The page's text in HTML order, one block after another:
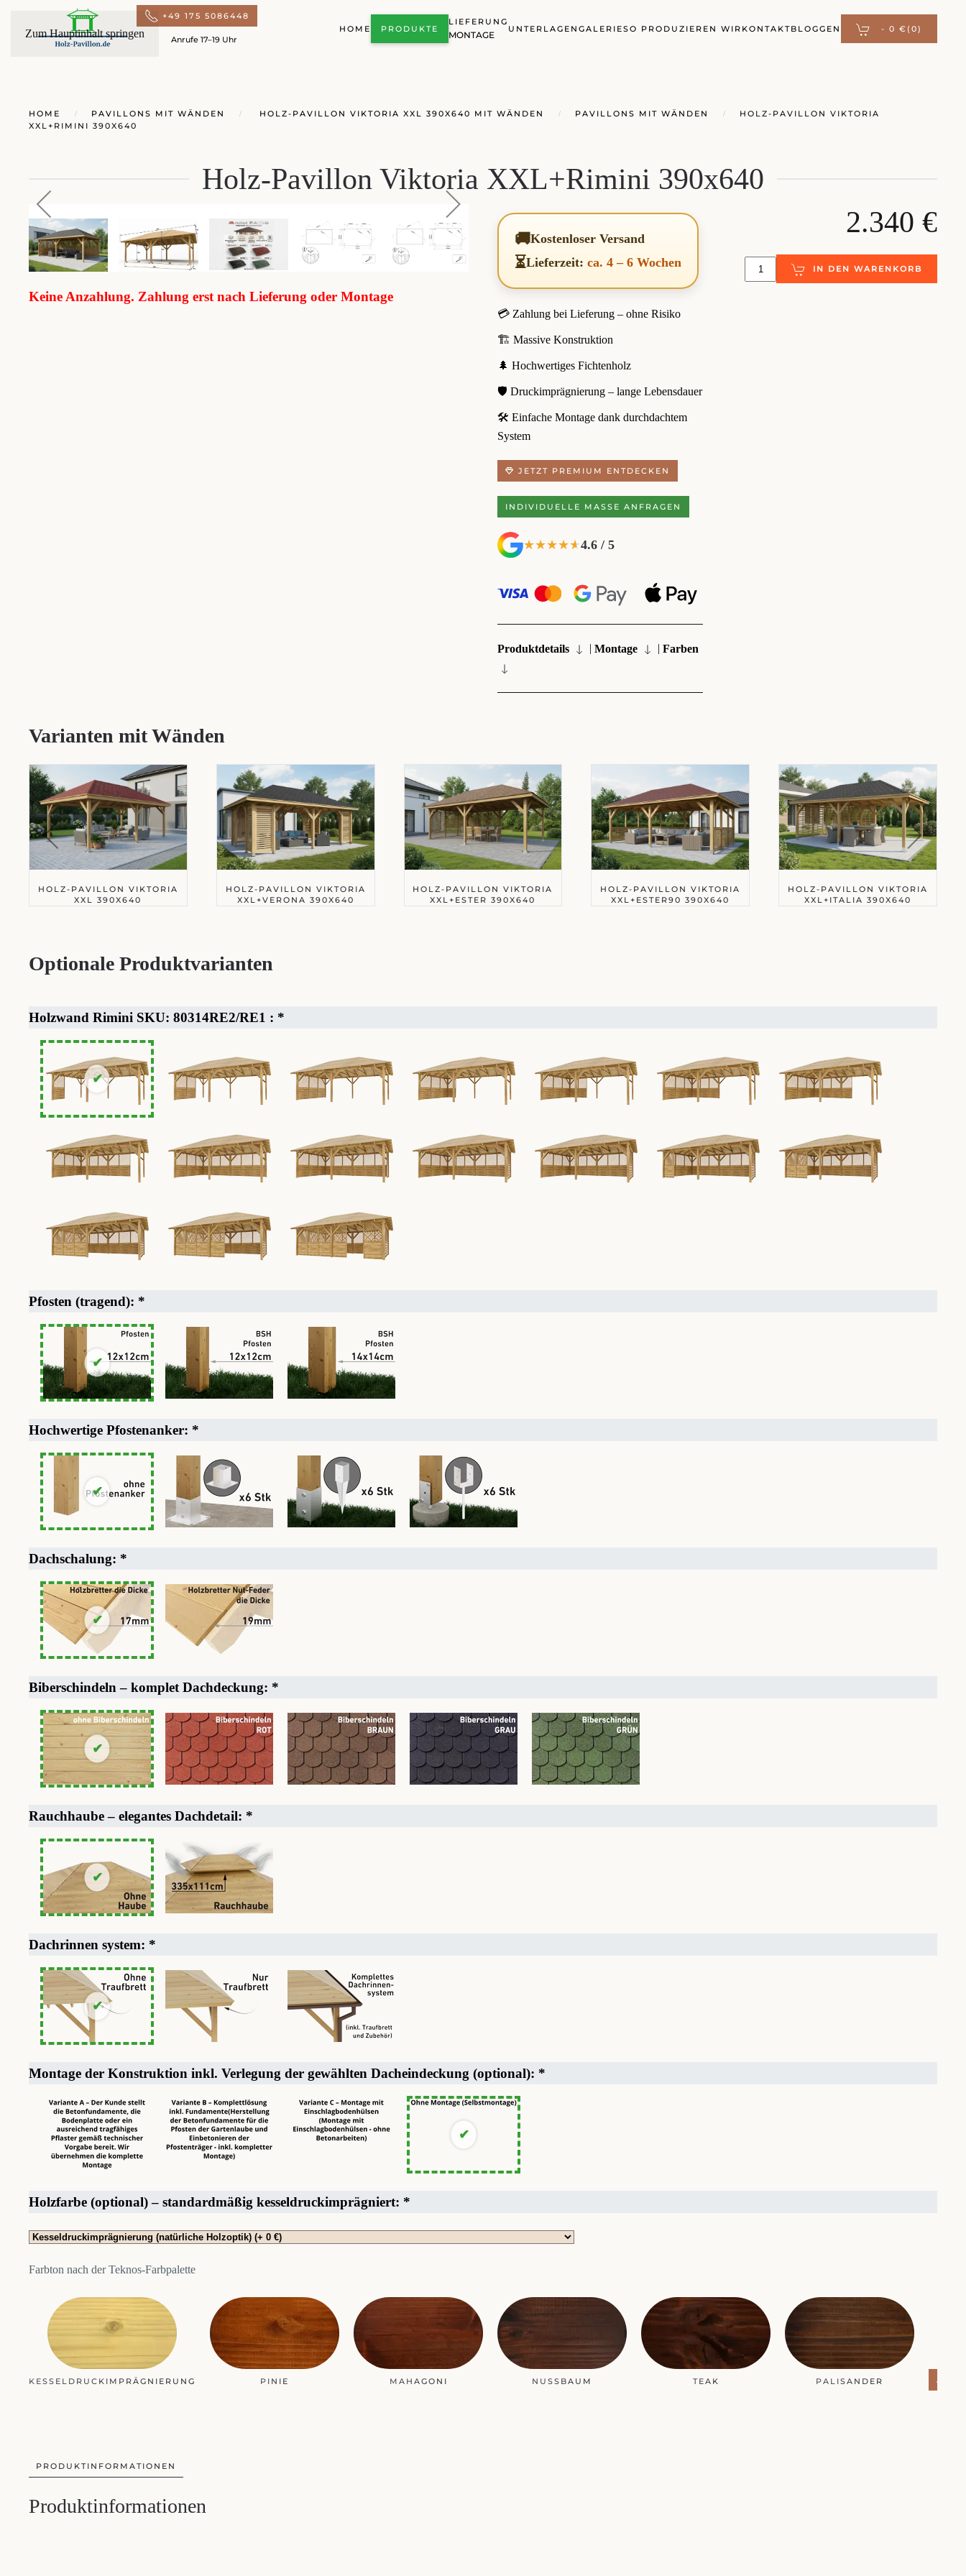
Zum Hauptinhalt springen
+49 175 5086448
Anrufe 17–19 Uhr
HOME PRODUKTE
LIEFERUNG
MONTAGE
UNTERLAGEN GALERIESO PRODUZIEREN WIR KONTAKTBLOGGEN - 0 € (0)
HOME PAVILLONS MIT WÄNDEN HOLZ-PAVILLON VIKTORIA XXL 390X640 MIT WÄNDEN PAVILLONS MIT WÄNDEN
HOLZ-PAVILLON VIKTORIA
XXL+RIMINI 390X640
Holz-Pavillon Viktoria XXL+Rimini 390x640
Keine Anzahlung. Zahlung erst nach Lieferung oder Montage
🚚Kostenloser Versand
⏳Lieferzeit: ca. 4 – 6 Wochen
💳 Zahlung bei Lieferung – ohne Risiko
🏗️ Massive Konstruktion
🌲 Hochwertiges Fichtenholz
🛡️ Druckimprägnierung – lange Lebensdauer
🛠️ Einfache Montage dank durchdachtem
System
JETZT PREMIUM ENTDECKEN
INDIVIDUELLE MASSE ANFRAGEN
★★★★★
★★★★★4.6 / 5
Produktdetails | Montage | Farben
2.340 €
IN DEN WARENKORB
Varianten mit Wänden
HOLZ-PAVILLON VIKTORIA
XXL 390X640
HOLZ-PAVILLON VIKTORIA
XXL+VERONA 390X640
HOLZ-PAVILLON VIKTORIA
XXL+ESTER 390X640
HOLZ-PAVILLON VIKTORIA
XXL+ESTER90 390X640
HOLZ-PAVILLON VIKTORIA
XXL+ITALIA 390X640
Optionale Produktvarianten
Holzwand Rimini SKU: 80314RE2/RE1 : *
Pfosten (tragend): *
Hochwertige Pfostenanker: *
Dachschalung: *
Biberschindeln – komplet Dachdeckung: *
Rauchhaube – elegantes Dachdetail: *
Dachrinnen system: *
Montage der Konstruktion inkl. Verlegung der gewählten Dacheindeckung (optional): *
Holzfarbe (optional) – standardmäßig kesseldruckimprägniert: *
Farbton nach der Teknos-Farbpalette
KESSELDRUCKIMPRÄGNIERUNG PINIE MAHAGONI NUSSBAUM TEAK PALISANDER
PRODUKTINFORMATIONEN
Produktinformationen